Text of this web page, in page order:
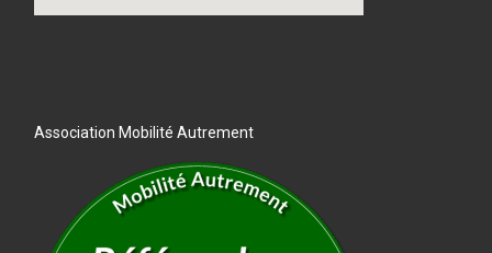
Association Mobilité Autrement